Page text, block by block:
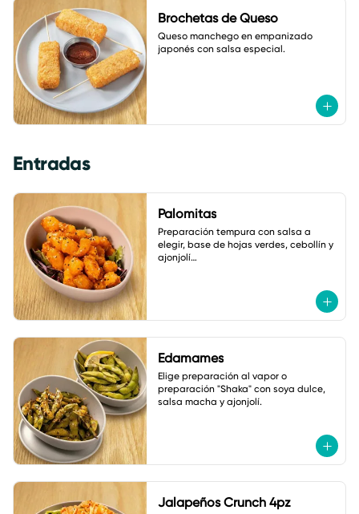
Brochetas de Queso
Queso manchego en empanizado
japonés con salsa especial.
Entradas
Palomitas
Preparación tempura con salsa a
elegir, base de hojas verdes, cebollín y
ajonjolí
Edamames
Elige preparación al vapor o
preparación "Shaka" con soya dulce,
salsa macha y ajonjolí.
Jalapeños Crunch 4pz